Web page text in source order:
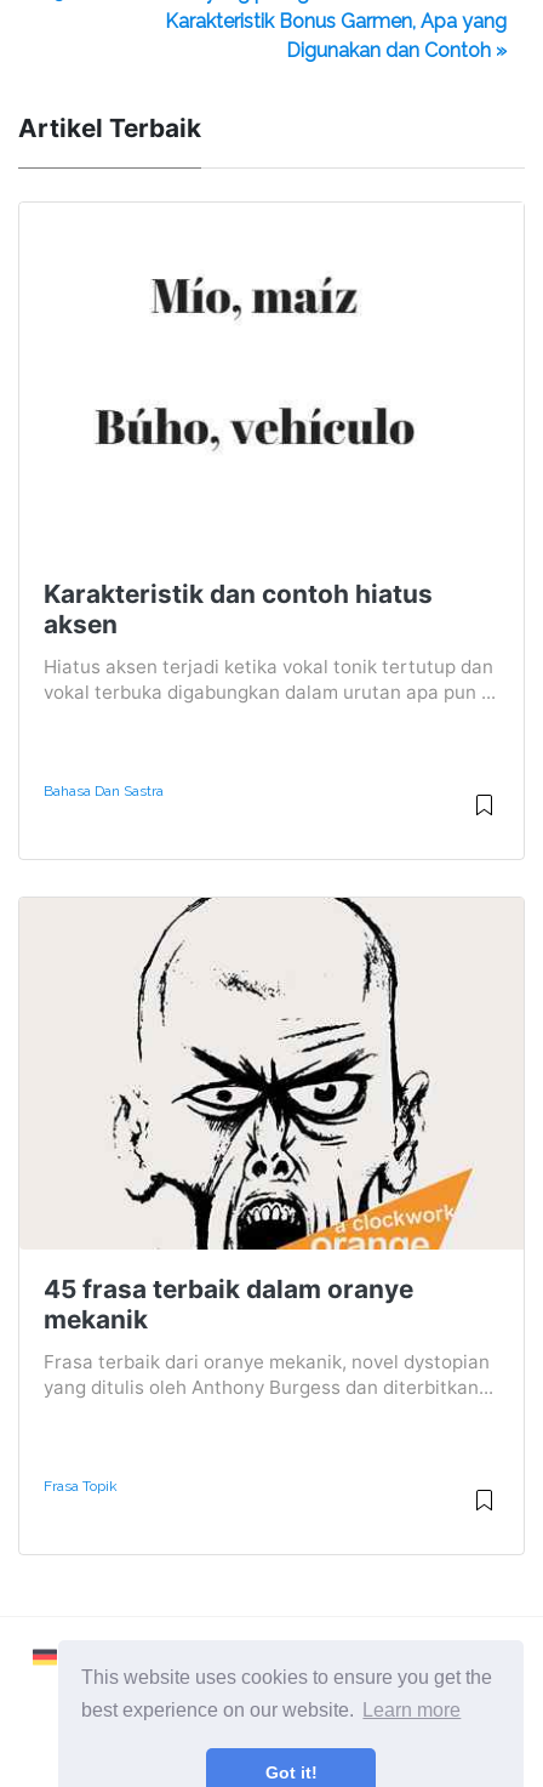
This website uses cookies to ensure you get the
best experience on our website.
Learn more
Got it!
Karakteristik Bonus Garmen, Apa yang
Digunakan dan Contoh »
Artikel Terbaik
Karakteristik dan contoh hiatus
aksen
Hiatus aksen terjadi ketika vokal tonik tertutup dan
vokal terbuka digabungkan dalam urutan apa pun ...
Bahasa Dan Sastra
45 frasa terbaik dalam oranye
mekanik
Frasa terbaik dari oranye mekanik, novel dystopian
yang ditulis oleh Anthony Burgess dan diterbitkan...
Frasa Topik
2026 ©Learnaboutworld
Semua Kategori